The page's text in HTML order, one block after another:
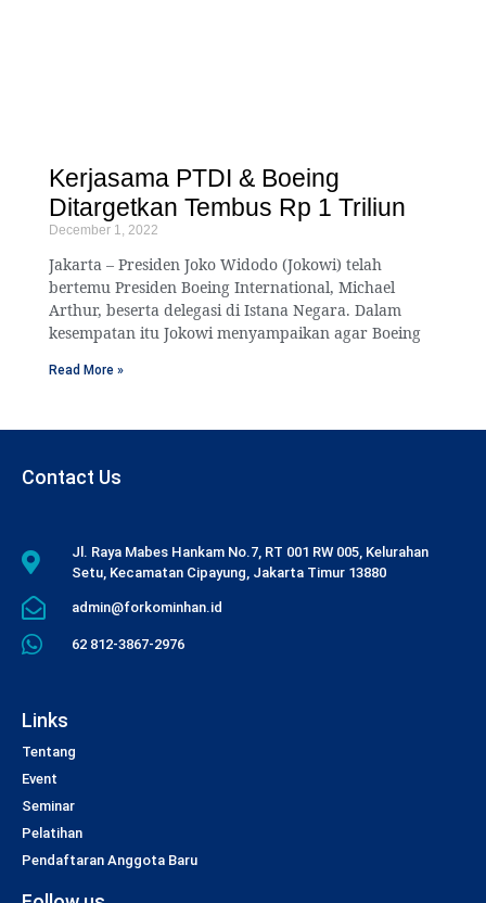
Kerjasama PTDI & Boeing
Ditargetkan Tembus Rp 1 Triliun
December 1, 2022
Jakarta – Presiden Joko Widodo (Jokowi) telah
bertemu Presiden Boeing International, Michael
Arthur, beserta delegasi di Istana Negara. Dalam
kesempatan itu Jokowi menyampaikan agar Boeing
Read More »
Contact Us
Jl. Raya Mabes Hankam No.7, RT 001 RW 005, Kelurahan
Setu, Kecamatan Cipayung, Jakarta Timur 13880
admin@forkominhan.id
62 812-3867-2976
Links
Tentang
Event
Seminar
Pelatihan
Pendaftaran Anggota Baru